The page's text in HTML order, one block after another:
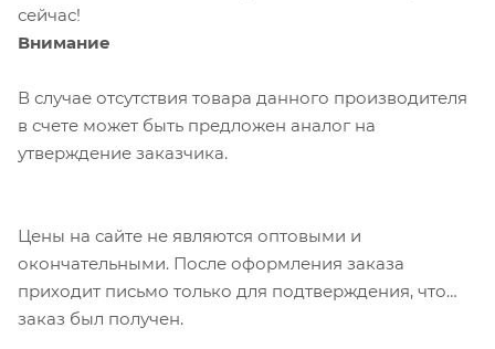
сейчас!
Внимание
В случае отсутствия товара данного производителя
в счете может быть предложен аналог на
утверждение заказчика.
Цены на сайте не являются оптовыми и
окончательными. После оформления заказа
приходит письмо только для подтверждения, что
заказ был получен.